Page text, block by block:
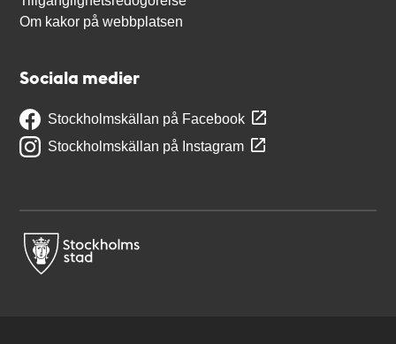
Om kakor på webbplatsen
Sociala medier
Stockholmskällan på Facebook
Stockholmskällan på Instagram